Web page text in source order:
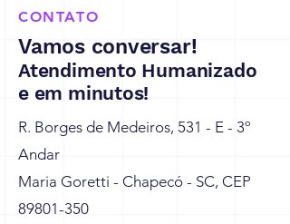
CONTATO
Vamos conversar!
Atendimento Humanizado
e em minutos!
R. Borges de Medeiros, 531 - E - 3º
Andar
Maria Goretti - Chapecó - SC, CEP
89801-350